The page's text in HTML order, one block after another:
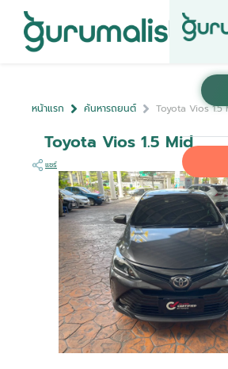
หน้าแรก ค้นหารถยนต์ Toyota Vios 1.5
Toyota Vios 1.5 Mid
แชร์